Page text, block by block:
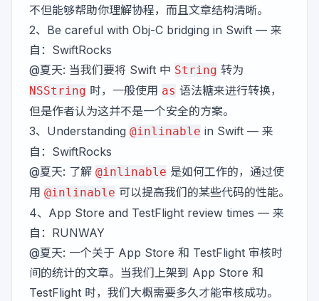
不但能够帮助你理解协程，而且文章结构清晰。
2、 Be careful with Obj-C bridging in Swift — 来
自：SwiftRocks
@夏天: 当我们要将 Swift 中 String 转为
NSString 时，一般使用 as 语法糖来进行转换，
但是作者认为这并不是一个安全的方案。
3、 Understanding @inlinable in Swift — 来
自：SwiftRocks
@夏天: 了解 @inlinable 是如何工作的，通过使
用 @inlinable 可以提高我们的某些代码的性能。
4、 App Store and TestFlight review times — 来
自：RUNWAY
@夏天: 一个关于 App Store 和 TestFlight 审核时
间的统计的文章。当我们上架到 App Store 和
TestFlight 时，我们大概需要多久才能审核成功。